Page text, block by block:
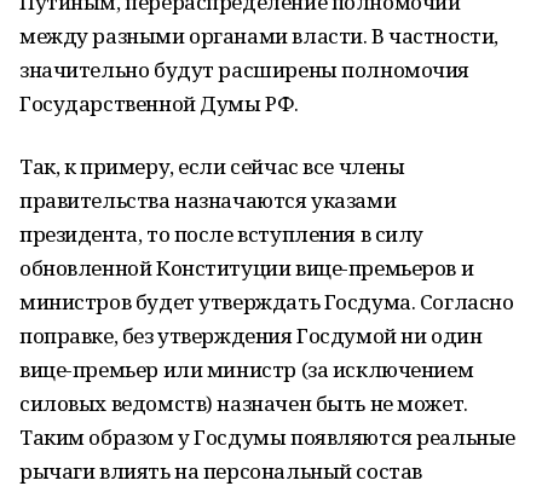
между разными органами власти. В частности,
значительно будут расширены полномочия
Государственной Думы РФ.
Так, к примеру, если сейчас все члены
правительства назначаются указами
президента, то после вступления в силу
обновленной Конституции вице-премьеров и
министров будет утверждать Госдума. Согласно
поправке, без утверждения Госдумой ни один
вице-премьер или министр (за исключением
силовых ведомств) назначен быть не может.
Таким образом у Госдумы появляются реальные
рычаги влиять на персональный состав